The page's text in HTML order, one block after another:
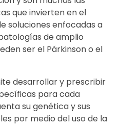
que invierten en el
soluciones enfocadas a
de amplio
ser el Párkinson o el
desarrollar y prescribir
para cada
su genética y sus
por medio del uso de la